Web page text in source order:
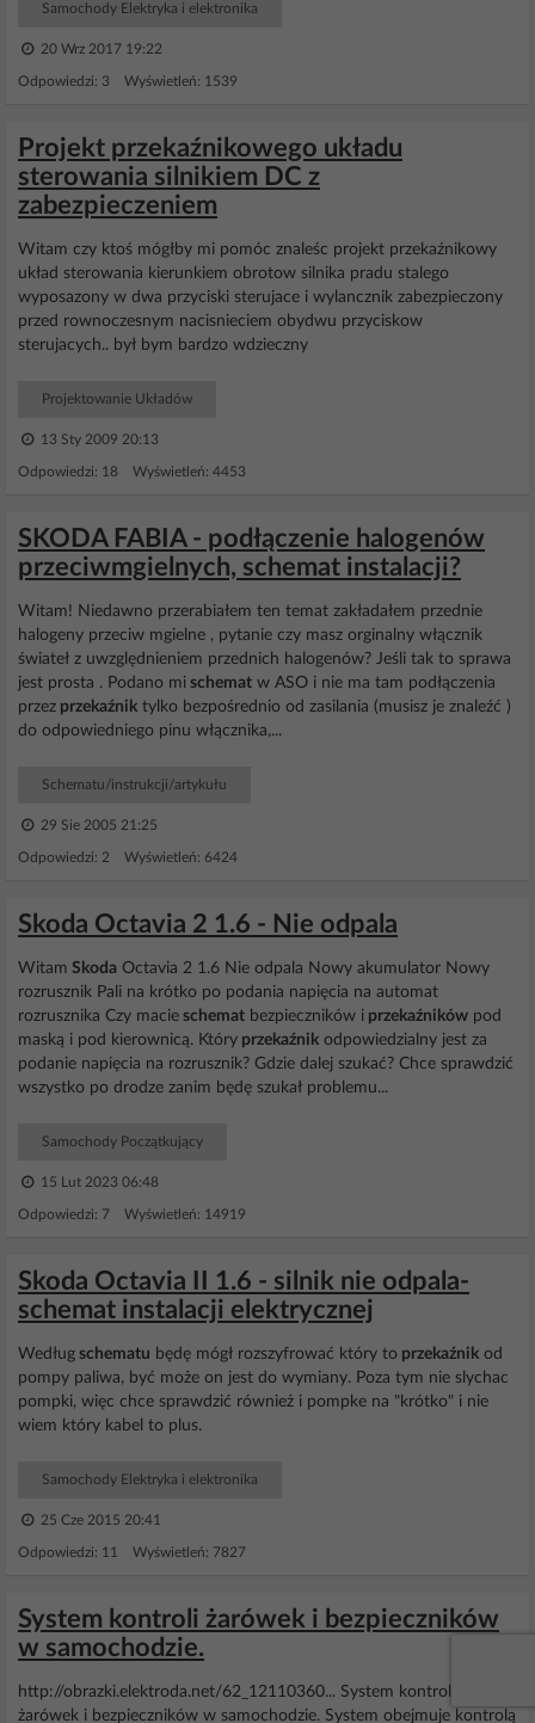
Samochody Elektryka i elektronika
20 Wrz 2017 19:22
Odpowiedzi: 3 Wyświetleń: 1539
Projekt przekaźnikowego układu
sterowania silnikiem DC z
zabezpieczeniem
Witam czy ktoś mógłby mi pomóc znaleśc projekt przekaźnikowy
układ sterowania kierunkiem obrotow silnika pradu stalego
wyposazony w dwa przyciski sterujace i wylancznik zabezpieczony
przed rownoczesnym nacisnieciem obydwu przyciskow
sterujacych.. był bym bardzo wdzieczny
Projektowanie Układów
13 Sty 2009 20:13
Odpowiedzi: 18 Wyświetleń: 4453
SKODA FABIA - podłączenie halogenów
przeciwmgielnych, schemat instalacji?
Witam! Niedawno przerabiałem ten temat zakładałem przednie
halogeny przeciw mgielne , pytanie czy masz orginalny włącznik
świateł z uwzględnieniem przednich halogenów? Jeśli tak to sprawa
jest prosta . Podano mi schemat w ASO i nie ma tam podłączenia
przez przekaźnik tylko bezpośrednio od zasilania (musisz je znaleźć )
do odpowiedniego pinu włącznika,...
Schematu/instrukcji/artykułu
29 Sie 2005 21:25
Odpowiedzi: 2 Wyświetleń: 6424
Skoda Octavia 2 1.6 - Nie odpala
Witam Skoda Octavia 2 1.6 Nie odpala Nowy akumulator Nowy
rozrusznik Pali na krótko po podania napięcia na automat
rozrusznika Czy macie schemat bezpieczników i przekaźników pod
maską i pod kierownicą. Który przekaźnik odpowiedzialny jest za
podanie napięcia na rozrusznik? Gdzie dalej szukać? Chce sprawdzić
wszystko po drodze zanim będę szukał problemu...
Samochody Początkujący
15 Lut 2023 06:48
Odpowiedzi: 7 Wyświetleń: 14919
Skoda Octavia II 1.6 - silnik nie odpala-
schemat instalacji elektrycznej
Według schematu będę mógł rozszyfrować który to przekaźnik od
pompy paliwa, być może on jest do wymiany. Poza tym nie slychac
pompki, więc chce sprawdzić również i pompke na "krótko" i nie
wiem który kabel to plus.
Samochody Elektryka i elektronika
25 Cze 2015 20:41
Odpowiedzi: 11 Wyświetleń: 7827
System kontroli żarówek i bezpieczników
w samochodzie.
http://obrazki.elektroda.net/62_12110360... System kontroli
żarówek i bezpieczników w samochodzie. System obejmuje kontrolą